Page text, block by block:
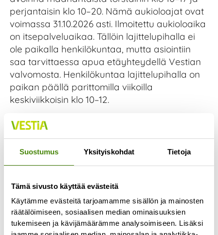
Suostumus Yksityiskohdat Tietoja
Tämä sivusto käyttää evästeitä
Käytämme evästeitä tarjoamamme sisällön ja mainosten
räätälöimiseen, sosiaalisen median ominaisuuksien
tukemiseen ja kävijämäärämme analysoimiseen. Lisäksi
perjantaisin klo 10–20. Nämä aukioloajat ovat
voimassa 31.10.2026 asti. Ilmoitettu aukioloaika
on itsepalveluaikaa. Tällöin lajittelupihalla ei
ole paikalla henkilökuntaa, mutta asiointiin
saa tarvittaessa apua etäyhteydellä Vestian
valvomosta. Henkilökuntaa lajittelupihalla on
paikan päällä parittomilla viikoilla
keskiviikkoisin klo 10–12.
Itsepalveluaikoina asiakkaat ilmoittavat ja
maksavat kuorman palveluautomaatilla, ja
lajittelevat tuomansa jätteet itsenäisesti.
Maksuvälineenä lajittelupihalla käy
rekisteröityä Vestian yritysasiakkaiksi, jolloin
asiointi on mahdollista maksaa myös laskulla.
Vestia kehittää parhaillaan
ennakkoasiointijärjestelmää, jonka kautta